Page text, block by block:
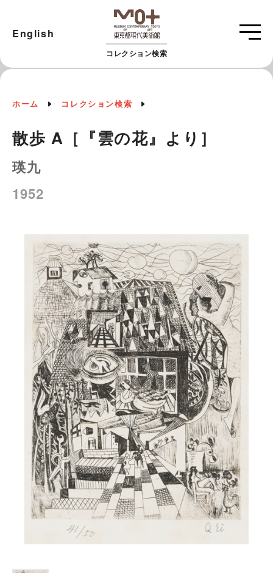
コレクション検索
English
ホーム コレクション検索
散歩 A［『雲の花』より］
瑛九
1952